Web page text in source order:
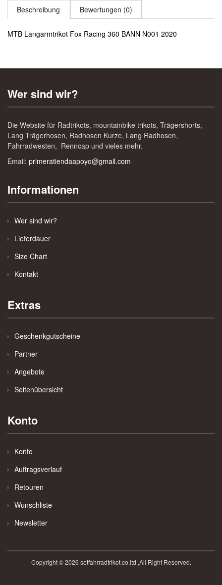
Beschreibung Bewertungen (0)
MTB Langarmtrikot Fox Racing 360 BANN N001 2020
Wer sind wir?
Die Website für Radtrikots, mountainbike trikots, Trägershorts,
Lang Trägerhosen, Radhosen Kurze, Lang Radhosen,
Fahrradwesten, Renncap und vieles mehr.
Email: primeratiendaapoyo@gmail.com
Informationen
Wer sind wir?
Lieferdauer
Size Chart
Kontakt
Extras
Geschenkgutscheine
Partner
Angebote
Seitenübersicht
Konto
Konto
Auftragsverlauf
Retouren
Wunschliste
Newsletter
Copyright © 2026 setfahrradtrikot.co.ltd ,All Right Reserved.